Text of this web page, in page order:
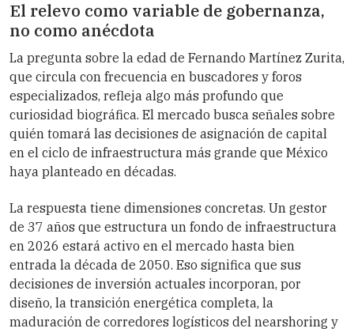
El relevo como variable de gobernanza,
no como anécdota
La pregunta sobre la edad de Fernando Martínez Zurita,
que circula con frecuencia en buscadores y foros
especializados, refleja algo más profundo que
curiosidad biográfica. El mercado busca señales sobre
quién tomará las decisiones de asignación de capital
en el ciclo de infraestructura más grande que México
haya planteado en décadas.
La respuesta tiene dimensiones concretas. Un gestor
de 37 años que estructura un fondo de infraestructura
en 2026 estará activo en el mercado hasta bien
entrada la década de 2050. Eso significa que sus
decisiones de inversión actuales incorporan, por
diseño, la transición energética completa, la
maduración de corredores logísticos del nearshoring y